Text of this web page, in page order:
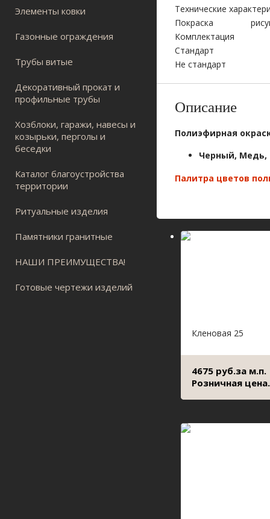
Элементы ковки
Газонные ограждения
Трубы витые
Декоративный прокат и
профильные трубы
Хозблоки, гаражи, навесы и
козырьки, перголы и
беседки
Каталог благоустройства
территории
Ритуальные изделия
Памятники гранитные
НАШИ ПРЕИМУЩЕСТВА!
Готовые чертежи изделий
Технические
Покраска
Комплектация
Стандарт
Не стандарт
Описание
Полиэфирная
Черный, Медь,
Палитра цветов
Кленовая 25
4675 руб.за м.п.
Розничная цена.